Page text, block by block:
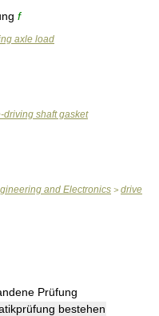
f
axle load
driving shaft gasket
and Electronics > drive
Prüfung
bestehen